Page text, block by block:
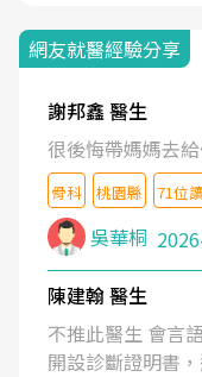
網友就醫經驗分享
謝邦鑫 醫生
很後悔帶媽媽去
骨科 桃園縣 71位
吳華桐
陳建翰 醫生
不推此醫生 會言
開設診斷證明書